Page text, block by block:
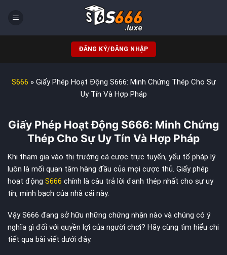
đến
ĐĂNG KÝ/ĐĂNG NHẬP
S666 » Giấy Phép Hoạt Động S666: Minh Chứng Thép Cho Sự
Uy Tín Và Hợp Pháp
Giấy Phép Hoạt Động S666: Minh Chứng
Thép Cho Sự Uy Tín Và Hợp Pháp
Khi tham gia vào thị trường cá cược trực tuyến, yếu tố pháp lý
luôn là mối quan tâm hàng đầu của mọi cược thủ. Giấy phép
hoạt động S666 chính là câu trả lời đanh thép nhất cho sự uy
tín, minh bạch của nhà cái này.
Vậy S666 đang sở hữu những chứng nhận nào và chúng có ý
nghĩa gì đối với quyền lợi của người chơi? Hãy cùng tìm hiểu chi
tiết qua bài viết dưới đây.